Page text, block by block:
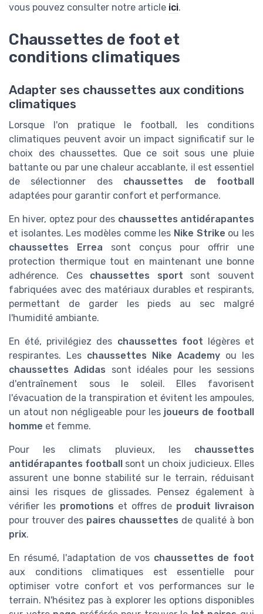
vous pouvez consulter notre article ici.
Chaussettes de foot et
conditions climatiques
Adapter ses chaussettes aux conditions
climatiques
Lorsque l'on pratique le football, les conditions
climatiques peuvent avoir un impact significatif sur le
choix des chaussettes. Que ce soit sous une pluie
battante ou par une chaleur accablante, il est essentiel
de sélectionner des chaussettes de football
adaptées pour garantir confort et performance.
En hiver, optez pour des chaussettes antidérapantes
et isolantes. Les modèles comme les Nike Strike ou les
chaussettes Errea sont conçus pour offrir une
protection thermique tout en maintenant une bonne
adhérence. Ces chaussettes sport sont souvent
fabriquées avec des matériaux durables et respirants,
permettant de garder les pieds au sec malgré
l'humidité ambiante.
En été, privilégiez des chaussettes foot légères et
respirantes. Les chaussettes Nike Academy ou les
chaussettes Adidas sont idéales pour les sessions
d'entraînement sous le soleil. Elles favorisent
l'évacuation de la transpiration et évitent les ampoules,
un atout non négligeable pour les joueurs de football
homme et femme.
Pour les climats pluvieux, les chaussettes
antidérapantes football sont un choix judicieux. Elles
assurent une bonne stabilité sur le terrain, réduisant
ainsi les risques de glissades. Pensez également à
vérifier les promotions et offres de produit livraison
pour trouver des paires chaussettes de qualité à bon
prix.
En résumé, l'adaptation de vos chaussettes de foot
aux conditions climatiques est essentielle pour
optimiser votre confort et vos performances sur le
terrain. N'hésitez pas à explorer les options disponibles